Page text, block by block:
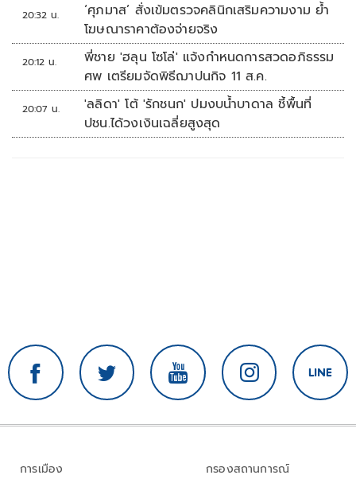
20:32 น.
‘ศุภมาส’ สั่งเข้มตรวจคลินิกเสริมความงาม ย้ำ
โฆษณาราคาต้องจ่ายจริง
20:12 น.
พี่ชาย 'ฮลุน โซโล่' แจ้งกำหนดการสวดอภิธรรม
ศพ เตรียมจัดพิธีฌาปนกิจ 11 ส.ค.
20:07 น.
'ลลิดา' โต้ 'รักชนก' ปมงบน้ำบาดาล ชี้พื้นที่
ปชน.ได้วงเงินเฉลี่ยสูงสุด
การเมือง
กรองสถานการณ์